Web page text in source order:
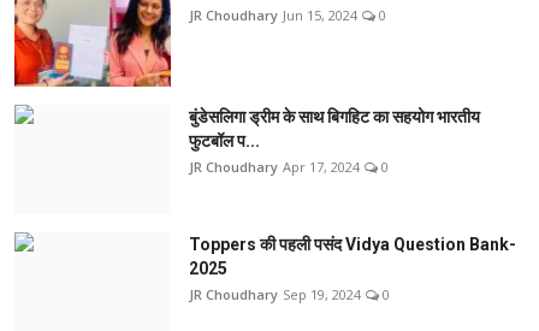
JR Choudhary Jun 15, 2024 0
बुंडेसलिगा ड्रीम के साथ बिगहिट का सहयोग भारतीय
फुटबॉल प...
JR Choudhary Apr 17, 2024 0
Toppers की पहली पसंद Vidya Question Bank-
2025
JR Choudhary Sep 19, 2024 0